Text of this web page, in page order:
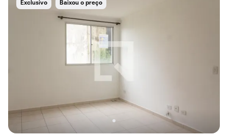
Exclusivo Baixou o preço